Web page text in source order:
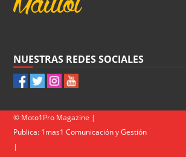
NUESTRAS REDES SOCIALES
© Moto1Pro Magazine |
Publica: 1mas1 Comunicación y Gestión
|